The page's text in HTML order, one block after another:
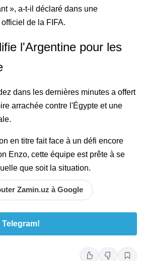
», a-t-il déclaré dans une
de la FIFA.
l'Argentine pour les
dans les dernières minutes a offert
arrachée contre l'Égypte et une
en titre fait face à un défi encore
Enzo, cette équipe est prête à se
que soit la situation.
Zamin.uz à Google